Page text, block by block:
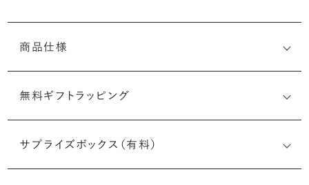
商品仕様
無料ギフトラッピング
サプライズボックス（有料）